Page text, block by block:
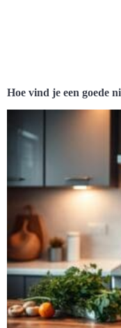
Hoe vind je een goede